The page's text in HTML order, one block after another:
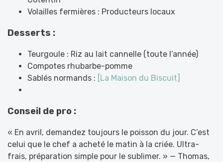
Volailles fermières : Producteurs locaux
Desserts :
Teurgoule : Riz au lait cannelle (toute l’année)
Compotes rhubarbe-pomme
Sablés normands :
[La Maison du Biscuit]
Conseil de pro :
« En avril, demandez toujours le poisson du jour. C’est
celui que le chef a acheté le matin à la criée. Ultra-
frais, préparation simple pour le sublimer. » — Thomas,